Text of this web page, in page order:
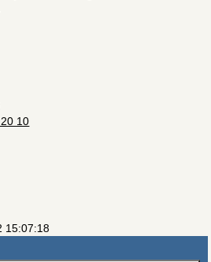
10
15:07:18